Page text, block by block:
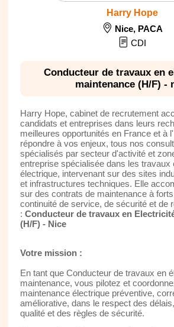
Harry Hope
Nice, PACA
CDI
Conducteur de travaux en
maintenance (H/F) -
Harry Hope, cabinet de recrutement
candidats et entreprises dans leurs
meilleures opportunités en France et à
répondre à vos enjeux, tous nos
spécialisés par secteur d'activité et
entreprise spécialisée dans les travaux
électrique, intervenant sur des sites
et infrastructures techniques. Elle
sur des contrats de maintenance à
continuité de service, de sécurité et de
: Conducteur de travaux en
(H/F) - Nice
Votre mission :
En tant que Conducteur de travaux en
maintenance, vous pilotez et
maintenance électrique préventive,
améliorative, dans le respect des
qualité et des règles de sécurité.